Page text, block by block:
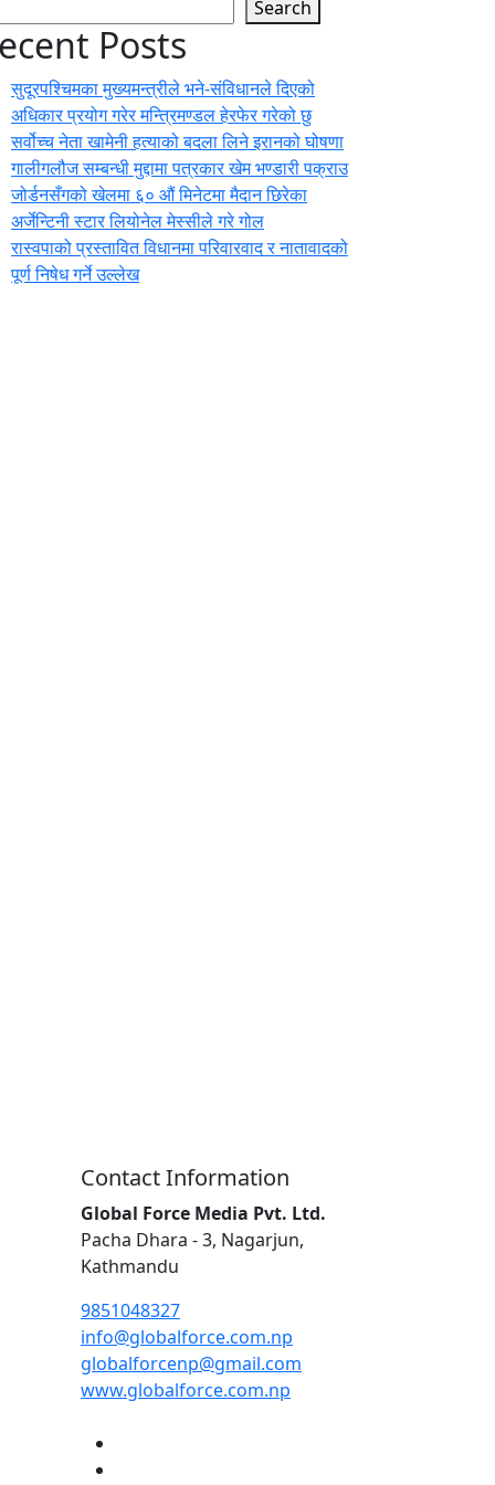
Search
Posts
सुदूरपश्चिमका मुख्यमन्त्रीले भने-संविधानले दिएको
अधिकार प्रयोग गरेर मन्त्रिमण्डल हेरफेर गरेको छु
सर्वोच्च नेता खामेनी हत्याको बदला लिने इरानको घोषणा
गालीगलौज सम्बन्धी मुद्दामा पत्रकार खेम भण्डारी पक्राउ
जोर्डनसँगको खेलमा ६० औं मिनेटमा मैदान छिरेका
अर्जेन्टिनी स्टार लियोनेल मेस्सीले गरे गोल
रास्वपाको प्रस्तावित विधानमा परिवारवाद र नातावादको
पूर्ण निषेध गर्ने उल्लेख
Contact Information
Global Force Media Pvt. Ltd.
Pacha Dhara - 3, Nagarjun,
Kathmandu
9851048327
info@globalforce.com.np
globalforcenp@gmail.com
www.globalforce.com.np